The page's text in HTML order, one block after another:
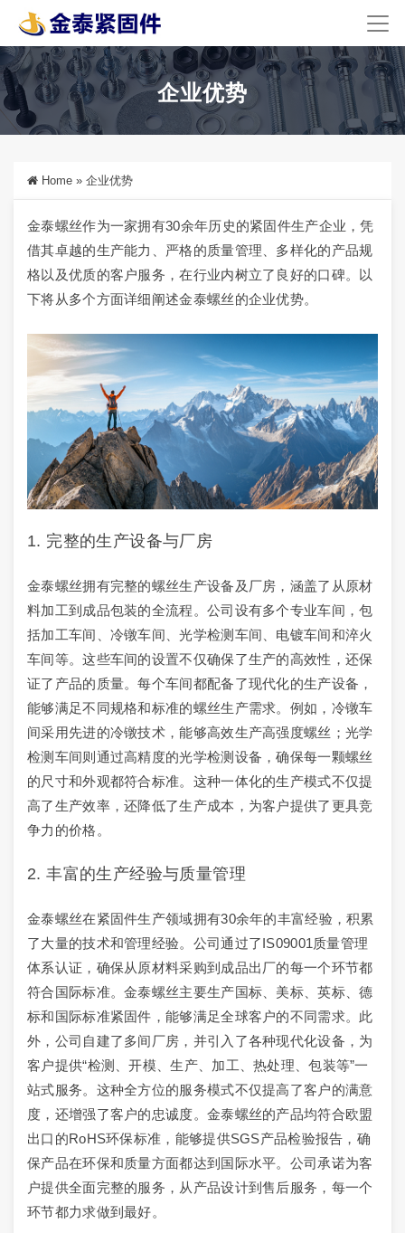
企业优势
Home » 企业优势
金泰螺丝作为一家拥有30余年历史的紧固件生产企业，凭
借其卓越的生产能力、严格的质量管理、多样化的产品规
格以及优质的客户服务，在行业内树立了良好的口碑。以
下将从多个方面详细阐述金泰螺丝的企业优势。
1. 完整的生产设备与厂房
金泰螺丝拥有完整的螺丝生产设备及厂房，涵盖了从原材
料加工到成品包装的全流程。公司设有多个专业车间，包
括加工车间、冷镦车间、光学检测车间、电镀车间和淬火
车间等。这些车间的设置不仅确保了生产的高效性，还保
证了产品的质量。每个车间都配备了现代化的生产设备，
能够满足不同规格和标准的螺丝生产需求。例如，冷镦车
间采用先进的冷镦技术，能够高效生产高强度螺丝；光学
检测车间则通过高精度的光学检测设备，确保每一颗螺丝
的尺寸和外观都符合标准。这种一体化的生产模式不仅提
高了生产效率，还降低了生产成本，为客户提供了更具竞
争力的价格。
2. 丰富的生产经验与质量管理
金泰螺丝在紧固件生产领域拥有30余年的丰富经验，积累
了大量的技术和管理经验。公司通过了IS09001质量管理
体系认证，确保从原材料采购到成品出厂的每一个环节都
符合国际标准。金泰螺丝主要生产国标、美标、英标、德
标和国际标准紧固件，能够满足全球客户的不同需求。此
外，公司自建了多间厂房，并引入了各种现代化设备，为
客户提供“检测、开模、生产、加工、热处理、包装等”一
站式服务。这种全方位的服务模式不仅提高了客户的满意
度，还增强了客户的忠诚度。金泰螺丝的产品均符合欧盟
出口的RoHS环保标准，能够提供SGS产品检验报告，确
保产品在环保和质量方面都达到国际水平。公司承诺为客
户提供全面完整的服务，从产品设计到售后服务，每一个
环节都力求做到最好。